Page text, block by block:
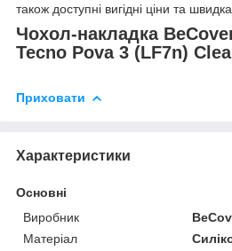
також доступні вигідні ціни та
Чохол-накладка
Tecno Pova 3 (LF7n)
Приховати
Характеристики
Основні
Виробник
Матеріал